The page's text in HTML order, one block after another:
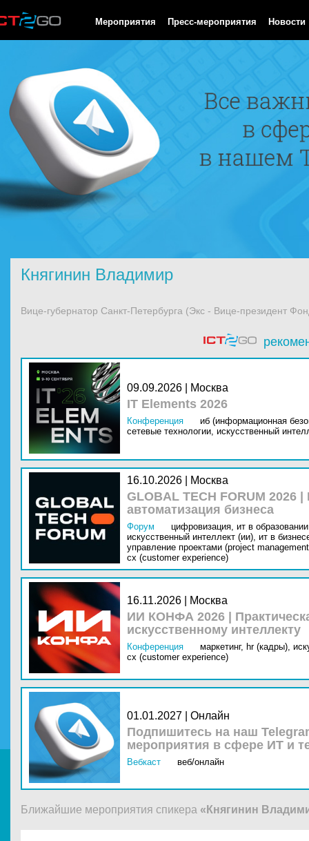
Мероприятия Пресс-мероприятия Новости
Княгинин Владимир
Вице-губернатор Санкт-Петербурга (Экс - Вице-президент
09.09.2026 | Москва
IT Elements 2026
Конференция
иб (информационная
сетевые технологии, искусственный
16.10.2026 | Москва
GLOBAL TECH FORUM
автоматизация бизнеса
Форум цифровизация, ит в
искусственный интеллект (ии), ит в
управление проектами (project
cx (customer experience)
16.11.2026 | Москва
ИИ КОНФА 2026 |
искусственному интеллекту
Конференция маркетинг, hr (кадры),
cx (customer experience)
01.01.2027 | Онлайн
Подпишитесь на наш
мероприятия в сфере ИТ и
Вебкаст веб/онлайн
Ближайшие мероприятия спикера «Княгинин